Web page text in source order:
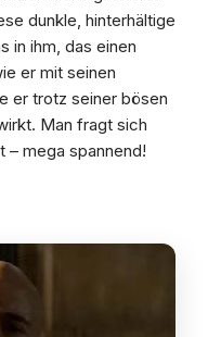
dunkle, hinterhältige
in ihm, das einen
er mit seinen
er trotz seiner bösen
Man fragt sich
– mega spannend!